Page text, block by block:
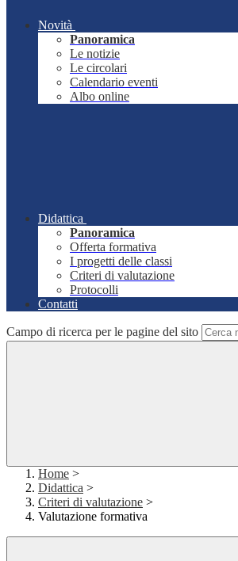
Novità
Panoramica
Le notizie
Le circolari
Calendario eventi
Albo online
Didattica
Panoramica
Offerta formativa
I progetti delle classi
Criteri di valutazione
Protocolli
Contatti
Campo di ricerca per le pagine del sito
Home >
Didattica >
Criteri di valutazione >
Valutazione formativa